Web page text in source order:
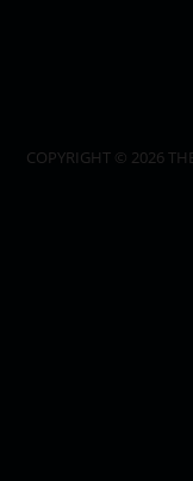
COPYRIGHT © 2026